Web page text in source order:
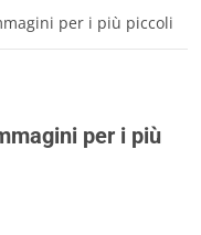
per i più piccoli
per i più